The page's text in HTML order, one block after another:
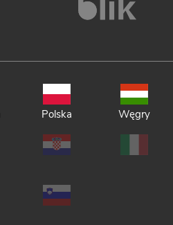
Polska Węgry